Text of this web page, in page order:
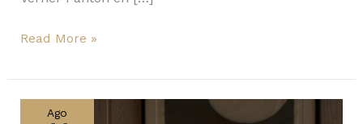
Read More »
Ago
Elements